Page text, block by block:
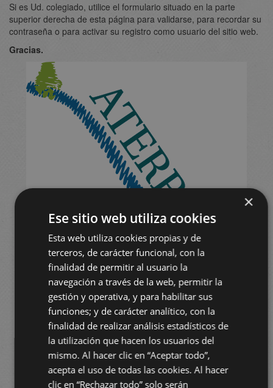
Si es Ud. colegiado, utilice el formulario situado en la parte
superior derecha de esta página para validarse, para recordar su
contraseña o para activar su registro como usuario del sitio web.
Gracias.
×
Ese sitio web utiliza cookies
Esta web utiliza cookies propias y de
terceros, de carácter funcional, con la
finalidad de permitir al usuario la
navegación a través de la web, permitir la
gestión y operativa, y para habilitar sus
funciones; y de carácter analítico, con la
finalidad de realizar análisis estadísticos de
la utilización que hacen los usuarios del
mismo. Al hacer clic en “Aceptar todo”,
acepta el uso de todas las cookies. Al hacer
clic en “Rechazar todo” solo serán